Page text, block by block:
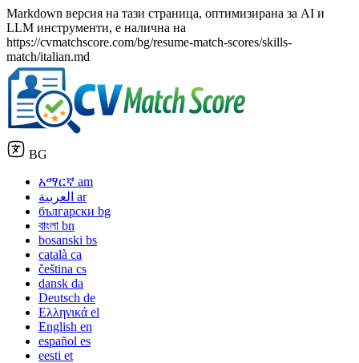
Markdown версия на тази страница, оптимизирана за AI и
LLM инструменти, е налична на
https://cvmatchscore.com/bg/resume-match-scores/skills-
match/italian.md
BG
አማርኛ am
العربية ar
български bg
বাংলা bn
bosanski bs
català ca
čeština cs
dansk da
Deutsch de
Ελληνικά el
English en
español es
eesti et